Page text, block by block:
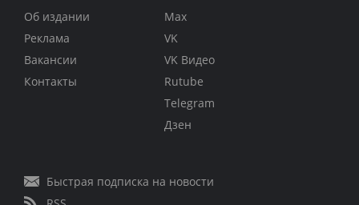
Об издании
Реклама
Вакансии
Контакты
Max
VK
VK Видео
Rutube
Telegram
Дзен
Быстрая подписка на новости